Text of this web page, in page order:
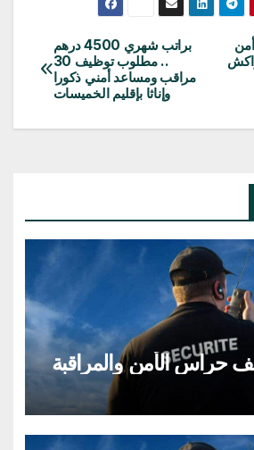
براتب شهري 4500 درهم
.. مطلوب توظيف 30
مراقب ومساعد أمني ذكورا
وإناثا بإقليم الخميسات
أمن
حراس الأمن والمراقبة